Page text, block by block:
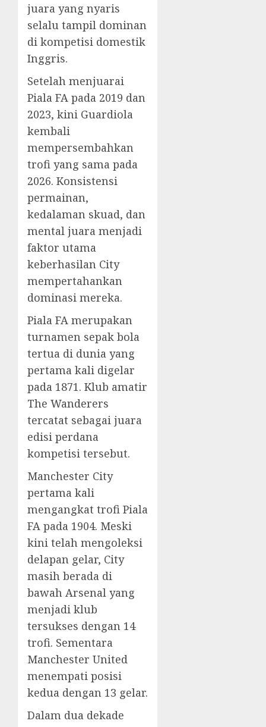
juara yang nyaris
selalu tampil dominan
di kompetisi domestik
Inggris.
Setelah menjuarai
Piala FA pada 2019 dan
2023, kini Guardiola
kembali
mempersembahkan
trofi yang sama pada
2026. Konsistensi
permainan,
kedalaman skuad, dan
mental juara menjadi
faktor utama
keberhasilan City
mempertahankan
dominasi mereka.
Piala FA merupakan
turnamen sepak bola
tertua di dunia yang
pertama kali digelar
pada 1871. Klub amatir
The Wanderers
tercatat sebagai juara
edisi perdana
kompetisi tersebut.
Manchester City
pertama kali
mengangkat trofi Piala
FA pada 1904. Meski
kini telah mengoleksi
delapan gelar, City
masih berada di
bawah Arsenal yang
menjadi klub
tersukses dengan 14
trofi. Sementara
Manchester United
menempati posisi
kedua dengan 13 gelar.
Dalam dua dekade